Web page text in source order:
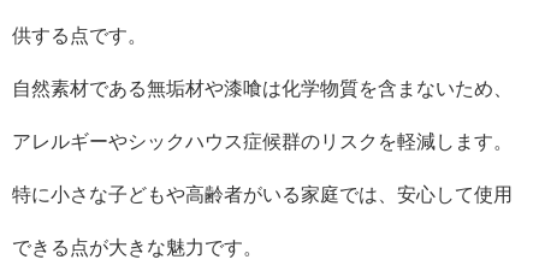
供する点です。
自然素材である無垢材や漆喰は化学物質を含まないため、
アレルギーやシックハウス症候群のリスクを軽減します。
特に小さな子どもや高齢者がいる家庭では、安心して使用
できる点が大きな魅力です。